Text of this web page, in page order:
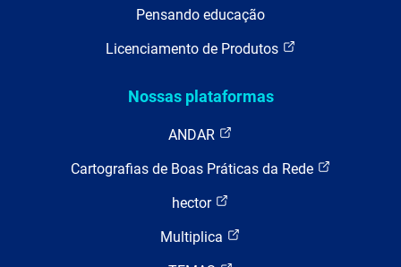
Pensando educação
Licenciamento de Produtos
Nossas plataformas
ANDAR
Cartografias de Boas Práticas da Rede
hector
Multiplica